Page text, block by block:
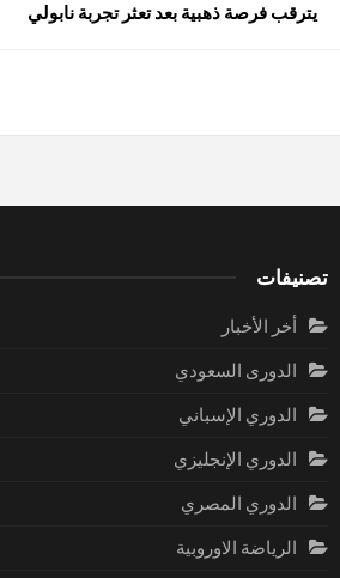
يترقب فرصة ذهبية بعد تعثر تجربة نابولي
تصنيفات
أخر الأخبار
الدورى السعودي
الدوري الإسباني
الدوري الإنجليزي
الدوري المصري
الرياضة الاوروبية